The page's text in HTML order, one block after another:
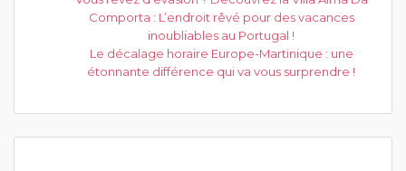
Comporta : L’endroit rêvé pour des vacances
inoubliables au Portugal !
Le décalage horaire Europe-Martinique : une
étonnante différence qui va vous surprendre !